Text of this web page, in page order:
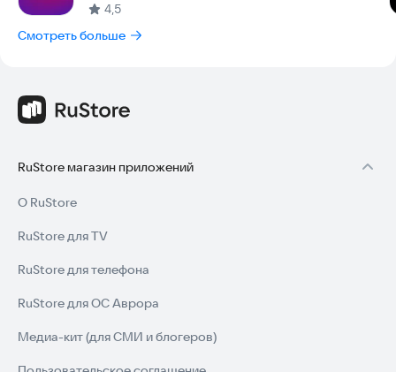
4,5
Смотреть больше
RuStore магазин приложений
О RuStore
RuStore для TV
RuStore для телефона
RuStore для ОС Аврора
Медиа-кит (для СМИ и блогеров)